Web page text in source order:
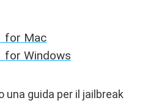
for Mac
for Windows
una guida per il jailbreak